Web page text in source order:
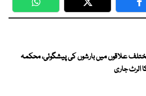
WhatsApp Twitter
علاقوں میں بارشوں کی پیشگوئی، محکمہ
الرٹ جاری